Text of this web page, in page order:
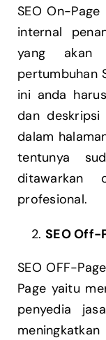
SEO On-
internal
yang akan
pertumbuhan
ini anda
dan
dalam
tentunya
ditawarkan
profesional.
SEO Off-
SEO OFF-
Page yaitu
penyedia